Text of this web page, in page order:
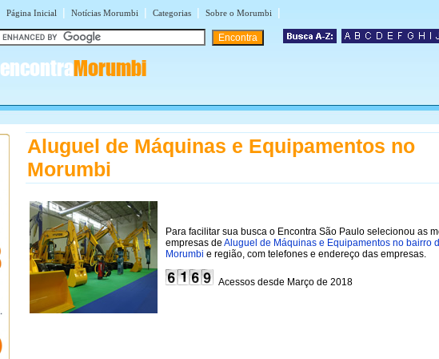
Página Inicial | Notícias Morumbi | Categorias | Sobre o Morumbi |
encontraMorumbi
Aluguel de Máquinas e Equipamentos no
Morumbi
Para facilitar sua busca o Encontra São Paulo selecionou as
empresas de Aluguel de Máquinas e Equipamentos no bairro
Morumbi e região, com telefones e endereço das empresas.
Acessos desde Março de 2018